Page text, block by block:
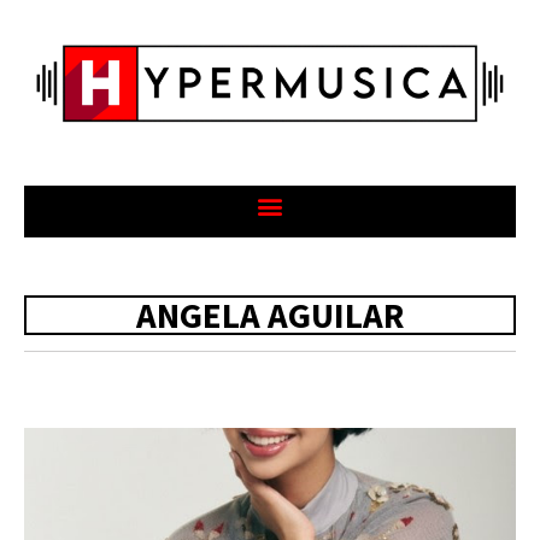
ANGELA AGUILAR